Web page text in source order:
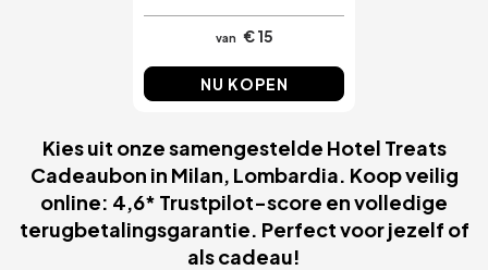
van € 15
NU KOPEN
Kies uit onze samengestelde Hotel Treats
Cadeaubon in Milan, Lombardia. Koop veilig
online: 4,6* Trustpilot-score en volledige
terugbetalingsgarantie. Perfect voor jezelf of
als cadeau!